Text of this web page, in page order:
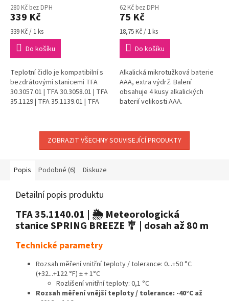
280 Kč bez DPH
339 Kč
Měrná
cena:
339 Kč / 1 ks
Do košíku
Teplotní čidlo je kompatibilní s
bezdrátovými stanicemi TFA
30.3057.01 | TFA 30.3058.01 | TFA
35.1129 | TFA 35.1139.01 | TFA
62 Kč bez DPH
75 Kč
Měrná
cena:
18,75 Kč / 1 ks
Do košíku
Alkalická mikrotužková baterie
AAA, extra výdrž. Balení
obsahuje 4 kusy alkalických
baterií velikosti AAA.
ZOBRAZIT VŠECHNY SOUVISEJÍCÍ PRODUKTY
Popis Podobné (6) Diskuze
Detailní popis produktu
TFA 35.1140.01 | 🌦️ Meteorologická
stanice SPRING BREEZE 🎐 | dosah až 80 m
Technické parametry
Rozsah měření vnitřní teploty / tolerance: 0...+50 °C
(+32...+122 °F) ± + 1°C
Rozlišení vnitřní teploty: 0,1 °C
Rozsah měření vnější teploty / tolerance: -40°C až